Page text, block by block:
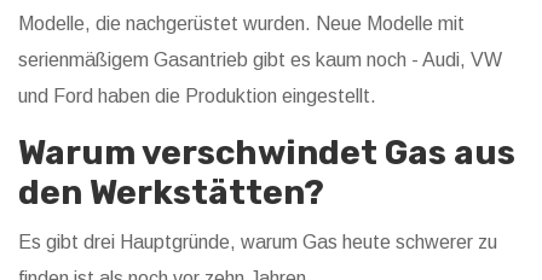
Modelle, die nachgerüstet wurden. Neue Modelle mit
serienmäßigem Gasantrieb gibt es kaum noch - Audi, VW
und Ford haben die Produktion eingestellt.
Warum verschwindet Gas aus
den Werkstätten?
Es gibt drei Hauptgründe, warum Gas heute schwerer zu